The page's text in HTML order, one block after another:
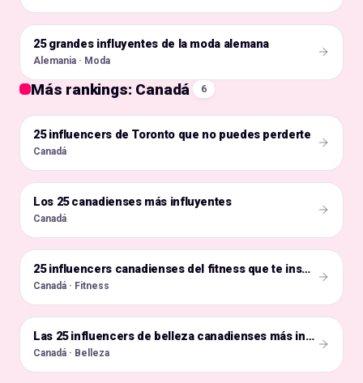
🇩🇪
25 grandes influyentes de la moda alemana
Alemania · Moda
Más rankings: Canadá 6
🇨🇦
25 influencers de Toronto que no puedes perderte
Canadá
🇨🇦
Los 25 canadienses más influyentes
Canadá
🇨🇦 25 influencers canadienses del fitness que te inspirarán
Canadá · Fitness
🇨🇦 Las 25 influencers de belleza canadienses más influyentes
Canadá · Belleza